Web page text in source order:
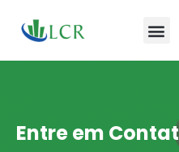
Entre em